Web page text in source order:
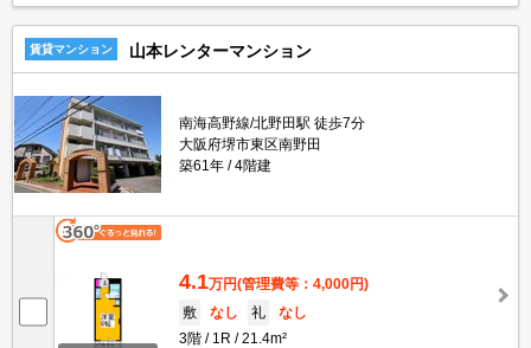
賃貸マンション 山本レンターマンション
南海高野線/北野田駅 徒歩7分
大阪府堺市東区南野田
築61年
4階建
4.1万円(管理費等：4,000円)
敷
なし 礼
なし
3階
1R 21.4m²